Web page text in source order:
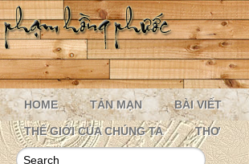
HOME TẢN MẠN BÀI VIẾT
THẾ GIỚI CỦA CHÚNG TA THƠ